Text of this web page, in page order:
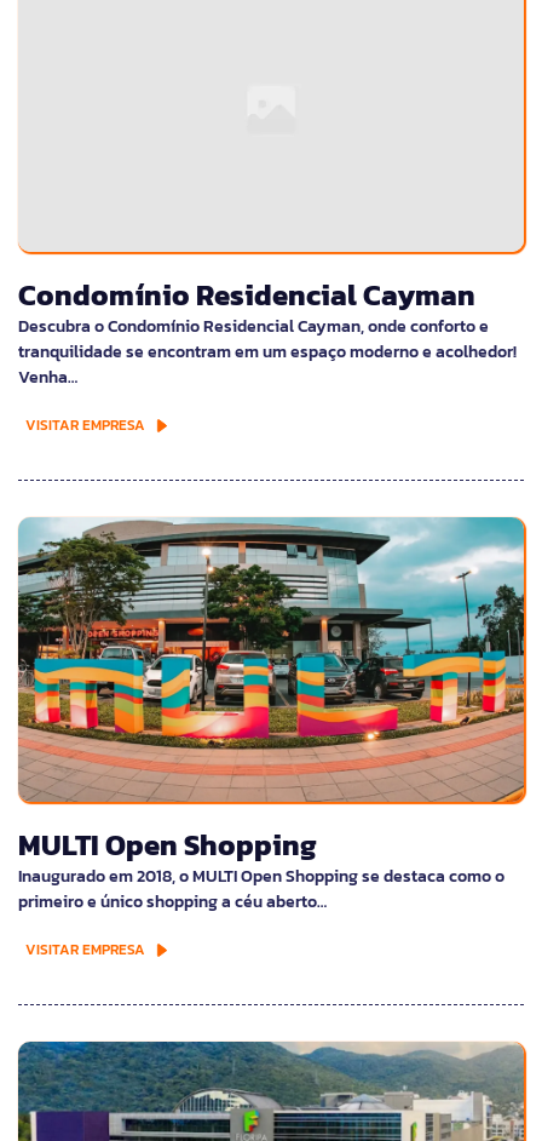
Condomínio Residencial Cayman
Descubra o Condomínio Residencial Cayman, onde conforto e
tranquilidade se encontram em um espaço moderno e acolhedor!
Venha…
VISITAR EMPRESA
MULTI Open Shopping
Inaugurado em 2018, o MULTI Open Shopping se destaca como o
primeiro e único shopping a céu aberto…
VISITAR EMPRESA